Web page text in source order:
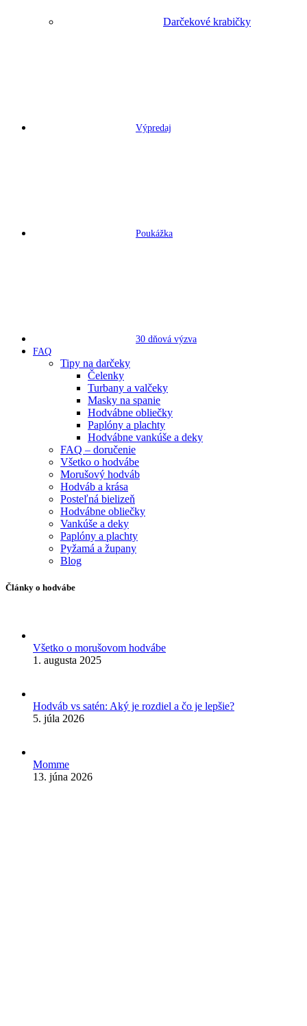
Darčekové krabičky
Výpredaj
Poukážka
30 dňová výzva
FAQ
Tipy na darčeky
Čelenky
Turbany a valčeky
Masky na spanie
Hodvábne obliečky
Paplóny a plachty
Hodvábne vankúše a deky
FAQ – doručenie
Všetko o hodvábe
Morušový hodváb
Hodváb a krása
Posteľná bielizeň
Hodvábne obliečky
Vankúše a deky
Paplóny a plachty
Pyžamá a župany
Blog
Články o hodvábe
Všetko o morušovom hodvábe
1. augusta 2025
Hodváb vs satén: Aký je rozdiel a čo je lepšie?
5. júla 2026
Momme
13. júna 2026